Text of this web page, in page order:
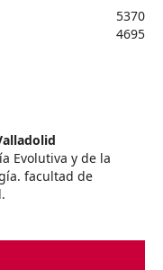
5370
4695
Evolutiva y de la
facultad de